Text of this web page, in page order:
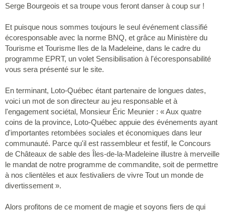
Serge Bourgeois et sa troupe vous feront danser à coup sur !
Et puisque nous sommes toujours le seul événement classifié
écoresponsable avec la norme BNQ, et grâce au Ministère du
Tourisme et Tourisme Iles de la Madeleine, dans le cadre du
programme EPRT, un volet Sensibilisation à l'écoresponsabilité
vous sera présenté sur le site.
En terminant, Loto-Québec étant partenaire de longues dates,
voici un mot de son directeur au jeu responsable et à
l'engagement sociétal, Monsieur Éric Meunier : « Aux quatre
coins de la province, Loto-Québec appuie des événements ayant
d'importantes retombées sociales et économiques dans leur
communauté. Parce qu'il est rassembleur et festif, le Concours
de Châteaux de sable des Îles-de-la-Madeleine illustre à merveille
le mandat de notre programme de commandite, soit de permettre
à nos clientèles et aux festivaliers de vivre Tout un monde de
divertissement ».
Alors profitons de ce moment de magie et soyons fiers de qui